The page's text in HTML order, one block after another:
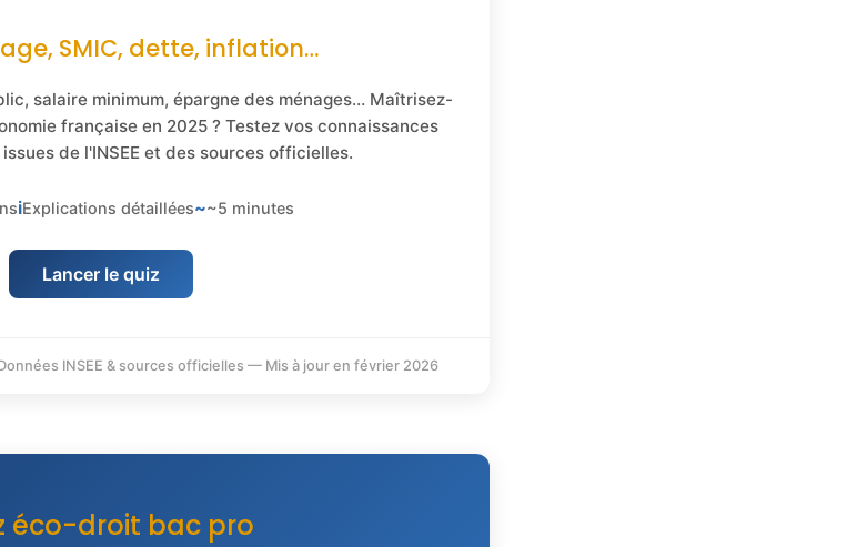
SMIC, dette, inflation…
salaire minimum, épargne des ménages… Maîtrisez-
française en 2025 ? Testez vos connaissances
de l'INSEE et des sources officielles.
iExplications détaillées~~5 minutes
Lancer le quiz
INSEE & sources officielles — Mis à jour en février 2026
éco-droit bac pro